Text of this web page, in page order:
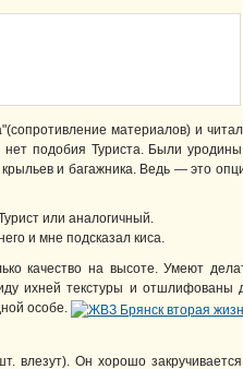
материалов) и
нет подобия Туриста. Были
и багажника. Ведь — это
или аналогичный.
и мне подсказал киса.
качество на высоте. Умеют
ихней текстуры и отшлифованы
особе.
влезут). Он хорошо